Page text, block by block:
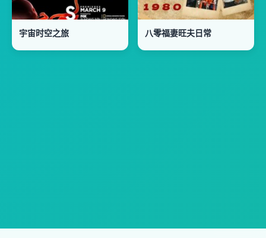
宇宙时空之旅 八零福妻旺夫日常